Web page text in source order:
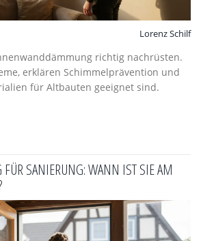
Lorenz Schilf
richtig nachrüsten.
erklären Schimmelprävention und
für Altbauten geeignet sind.
SANIERUNG: WANN IST SIE AM